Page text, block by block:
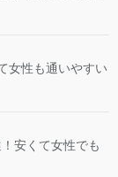
女性も通いやすい
安くて女性でも